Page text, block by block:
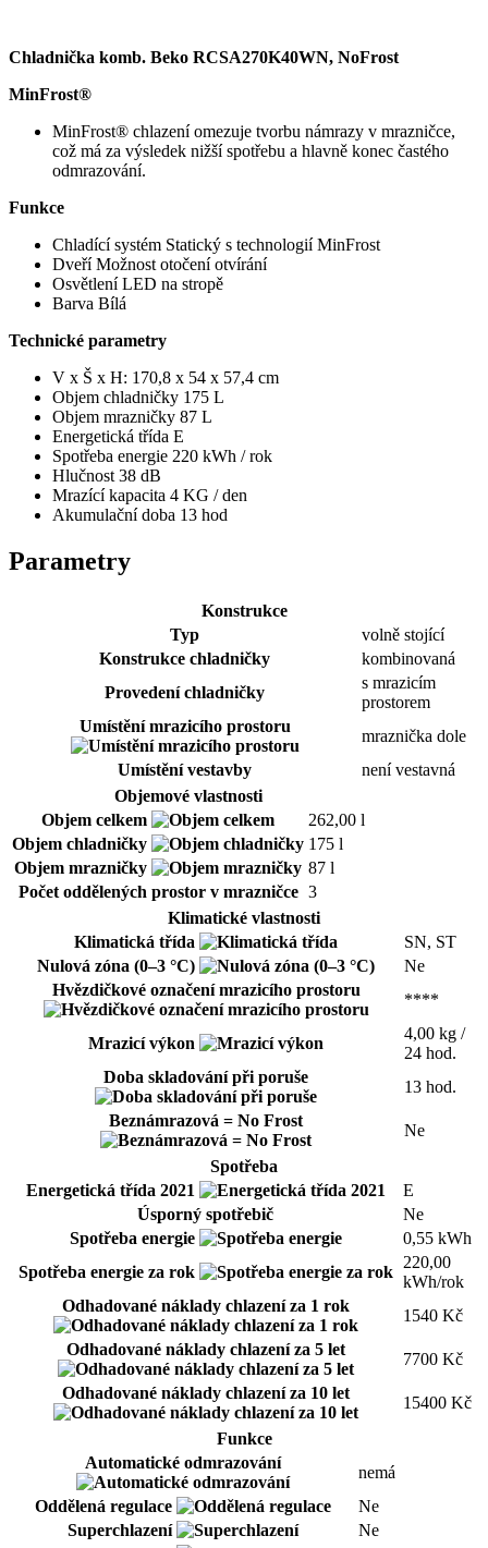
Chladnička komb. Beko RCSA270K40WN, NoFrost
MinFrost®
MinFrost® chlazení omezuje tvorbu námrazy v mrazničce,
což má za výsledek nižší spotřebu a hlavně konec častého
odmrazování.
Funkce
Chladící systém Statický s technologií MinFrost
Dveří Možnost otočení otvírání
Osvětlení LED na stropě
Barva Bílá
Technické parametry
V x Š x H: 170,8 x 54 x 57,4 cm
Objem chladničky 175 L
Objem mrazničky 87 L
Energetická třída E
Spotřeba energie 220 kWh / rok
Hlučnost 38 dB
Mrazící kapacita 4 KG / den
Akumulační doba 13 hod
Parametry
Konstrukce
Typ
volně stojící
Konstrukce chladničky
kombinovaná
Provedení chladničky
s mrazicím
prostorem
Umístění mrazicího prostoru
mraznička dole
Umístění vestavby
není vestavná
Objemové vlastnosti
Objem celkem
262,00 l
Objem chladničky
175 l
Objem mrazničky
87 l
Počet oddělených prostor v mrazničce 3
Klimatické vlastnosti
Klimatická třída
SN, ST
Nulová zóna (0–3 °C)
Ne
Hvězdičkové označení mrazicího prostoru
****
Mrazicí výkon
4,00 kg /
24 hod.
Doba skladování při poruše
13 hod.
Beznámrazová = No Frost
Ne
Spotřeba
Energetická třída 2021
E
Úsporný spotřebič
Ne
Spotřeba energie
0,55 kWh
Spotřeba energie za rok
220,00
kWh/rok
Odhadované náklady chlazení za 1 rok
1540 Kč
Odhadované náklady chlazení za 5 let
7700 Kč
Odhadované náklady chlazení za 10 let
15400 Kč
Funkce
Automatické odmrazování
nemá
Oddělená regulace
Ne
Superchlazení
Ne